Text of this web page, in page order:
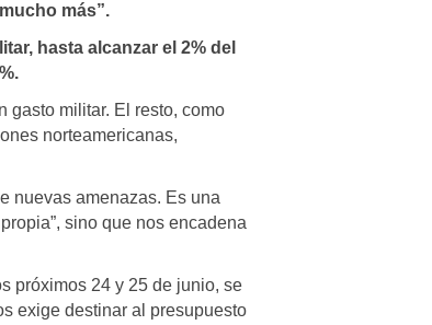
más”.
hasta alcanzar el 2% del
gasto militar. El resto, como
norteamericanas,
nuevas amenazas. Es una
sino que nos encadena
próximos 24 y 25 de junio, se
exige destinar al presupuesto